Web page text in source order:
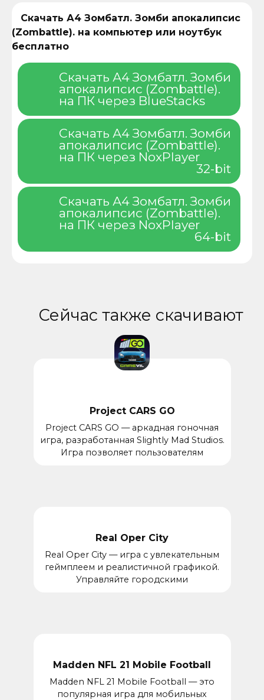
Скачать А4 Зомбатл. Зомби апокалипсис
(Zombattle). на компьютер или ноутбук
бесплатно
Скачать А4 Зомбатл. Зомби
апокалипсис (Zombattle).
на ПК через BlueStacks
Скачать А4 Зомбатл. Зомби
апокалипсис (Zombattle).
на ПК через NoxPlayer
32-bit
Скачать А4 Зомбатл. Зомби
апокалипсис (Zombattle).
на ПК через NoxPlayer
64-bit
Сейчас также скачивают
Project CARS GO
Project CARS GO — аркадная гоночная
игра, разработанная Slightly Mad Studios.
Игра позволяет пользователям
Real Oper City
Real Oper City — игра с увлекательным
геймплеем и реалистичной графикой.
Управляйте городскими
Madden NFL 21 Mobile Football
Madden NFL 21 Mobile Football — это
популярная игра для мобильных